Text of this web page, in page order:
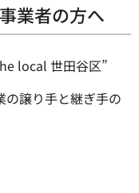
業者の方へ
local 世田谷区”
の譲り手と継ぎ手の